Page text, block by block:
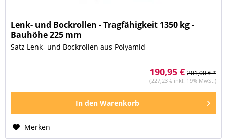
Lenk- und Bockrollen - Tragfähigkeit 1350 kg -
Bauhöhe 225 mm
Satz Lenk- und Bockrollen aus Polyamid
190,95 € 201,00 € *
(227,23 € inkl. 19% MwSt.)
In den Warenkorb
Merken